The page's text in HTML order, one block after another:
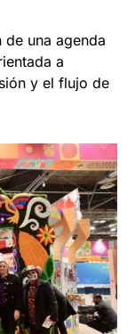
una agenda
a
y el flujo de